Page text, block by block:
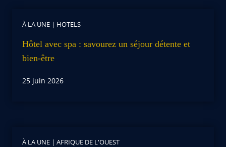
À LA UNE | HOTELS
Hôtel avec spa : savourez un séjour détente et
bien-être
25 juin 2026
À LA UNE | AFRIQUE DE L'OUEST